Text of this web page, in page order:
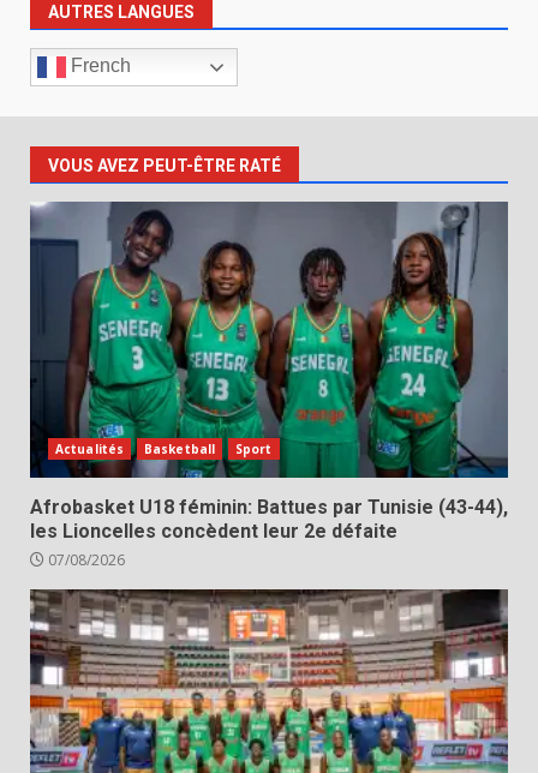
AUTRES LANGUES
French
VOUS AVEZ PEUT-ÊTRE RATÉ
Actualités Basketball Sport
Afrobasket U18 féminin: Battues par Tunisie (43-44),
les Lioncelles concèdent leur 2e défaite
07/08/2026